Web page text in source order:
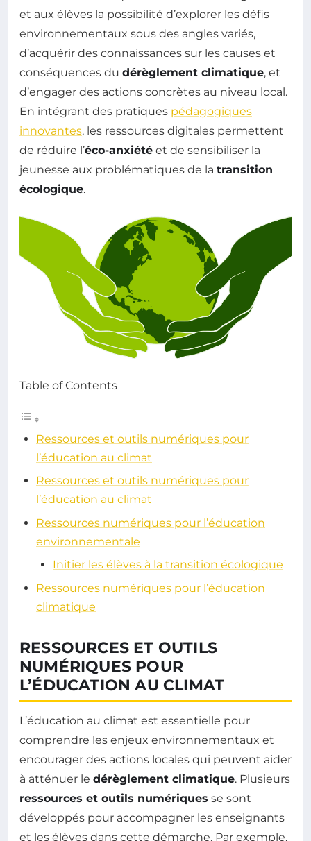
et aux élèves la possibilité d’explorer les défis
environnementaux sous des angles variés,
d’acquérir des connaissances sur les causes et
conséquences du dérèglement climatique, et
d’engager des actions concrètes au niveau local.
En intégrant des pratiques pédagogiques
innovantes, les ressources digitales permettent
de réduire l’éco-anxiété et de sensibiliser la
jeunesse aux problématiques de la transition
écologique.
Table of Contents
Ressources et outils numériques pour
l’éducation au climat
Ressources et outils numériques pour
l’éducation au climat
Ressources numériques pour l’éducation
environnementale
Initier les élèves à la transition écologique
Ressources numériques pour l’éducation
climatique
RESSOURCES ET OUTILS
NUMÉRIQUES POUR
L’ÉDUCATION AU CLIMAT
L’éducation au climat est essentielle pour
comprendre les enjeux environnementaux et
encourager des actions locales qui peuvent aider
à atténuer le dérèglement climatique. Plusieurs
ressources et outils numériques se sont
développés pour accompagner les enseignants
et les élèves dans cette démarche. Par exemple,